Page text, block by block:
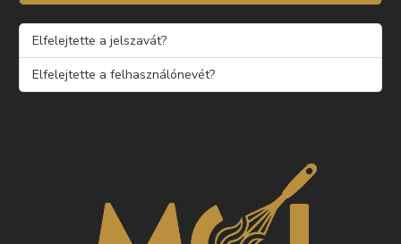
Elfelejtette a jelszavát?
Elfelejtette a felhasználónevét?